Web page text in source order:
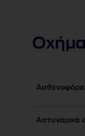
Ασθενοφόρα
Αστυνομικά